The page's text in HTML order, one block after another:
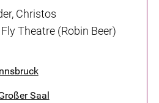
Christos
Theatre (Robin Beer)
Saal